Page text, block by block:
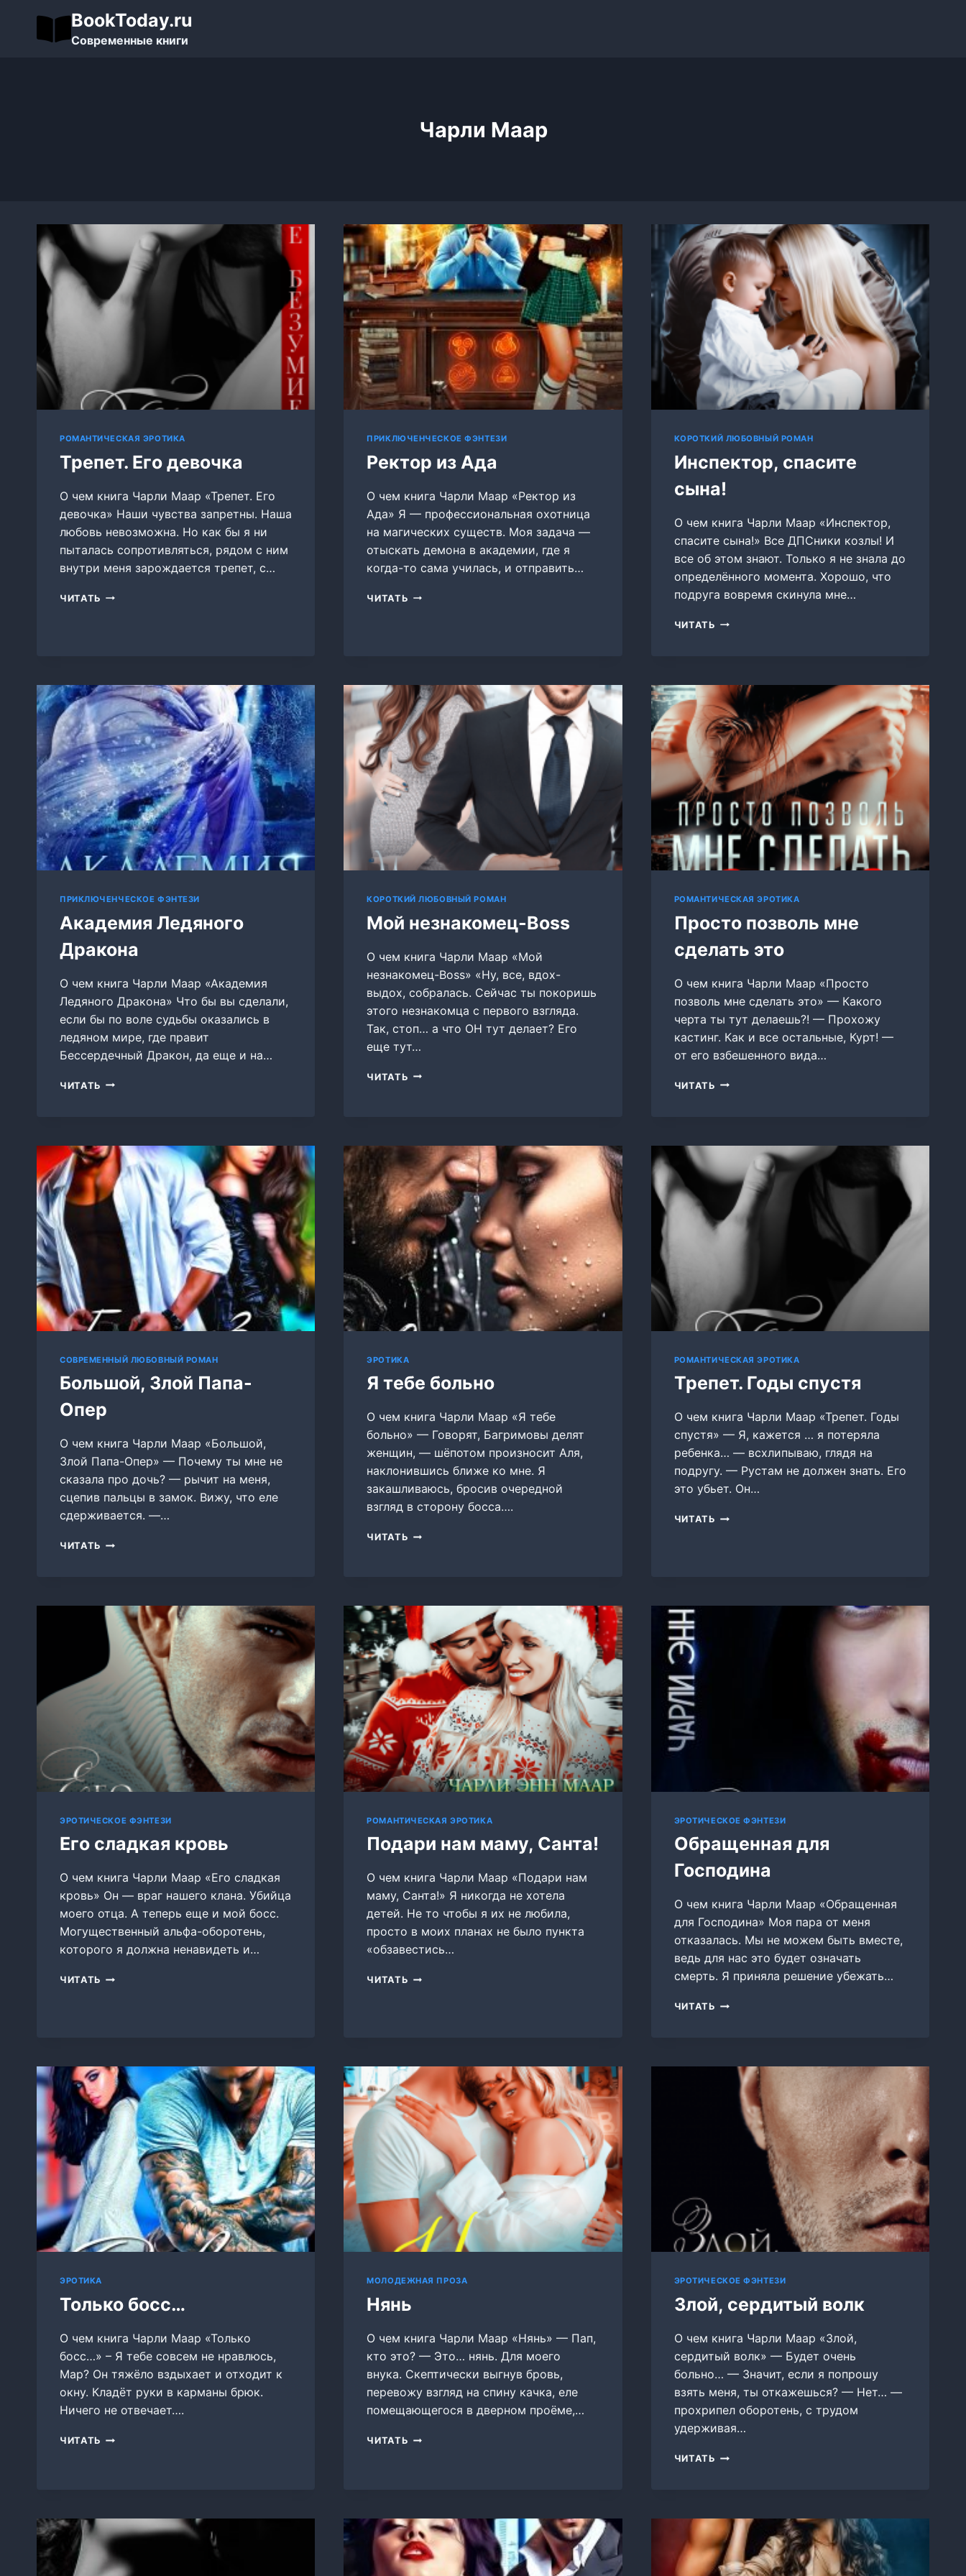
содержимому
BookToday.ru
Современные книги
Чарли Маар
РОМАНТИЧЕСКАЯ ЭРОТИКА
Трепет. Его девочка
О чем книга Чарли Маар «Трепет. Его
девочка» Наши чувства запретны. Наша
любовь невозможна. Но как бы я ни
пыталась сопротивляться, рядом с ним
внутри меня зарождается трепет, с…
ЧИТАТЬ ТРЕПЕТ.
ПРИКЛЮЧЕНЧЕСКОЕ ФЭНТЕЗИ
Ректор из Ада
О чем книга Чарли Маар «Ректор из
Ада» Я — профессиональная охотница
на магических существ. Моя задача —
отыскать демона в академии, где я
когда-то сама училась, и отправить…
ЧИТАТЬ РЕКТОР
КОРОТКИЙ ЛЮБОВНЫЙ РОМАН
Инспектор, спасите
сына!
О чем книга Чарли Маар «Инспектор,
спасите сына!» Все ДПСники козлы! И
все об этом знают. Только я не знала до
определённого момента. Хорошо, что
подруга вовремя скинула мне…
ЧИТАТЬ ИНСПЕКТОР,
ПРИКЛЮЧЕНЧЕСКОЕ ФЭНТЕЗИ
Академия Ледяного
Дракона
О чем книга Чарли Маар «Академия
Ледяного Дракона» Что бы вы сделали,
если бы по воле судьбы оказались в
ледяном мире, где правит
Бессердечный Дракон, да еще и на…
ЧИТАТЬ АКАДЕМИЯ
КОРОТКИЙ ЛЮБОВНЫЙ РОМАН
Мой незнакомец-Boss
О чем книга Чарли Маар «Мой
незнакомец-Boss» «Ну, все, вдох-
выдох, собралась. Сейчас ты покоришь
этого незнакомца с первого взгляда.
Так, стоп… а что ОН тут делает? Его
еще тут…
ЧИТАТЬ МОЙ
РОМАНТИЧЕСКАЯ ЭРОТИКА
Просто позволь мне
сделать это
О чем книга Чарли Маар «Просто
позволь мне сделать это» — Какого
черта ты тут делаешь?! — Прохожу
кастинг. Как и все остальные, Курт! —
от его взбешенного вида…
ЧИТАТЬ ПРОСТО
СОВРЕМЕННЫЙ ЛЮБОВНЫЙ РОМАН
Большой, Злой Папа-
Опер
О чем книга Чарли Маар «Большой,
Злой Папа-Опер» — Почему ты мне не
сказала про дочь? — рычит на меня,
сцепив пальцы в замок. Вижу, что еле
сдерживается. —…
ЧИТАТЬ БОЛЬШОЙ,
ЭРОТИКА
Я тебе больно
О чем книга Чарли Маар «Я тебе
больно» — Говорят, Багримовы делят
женщин, — шёпотом произносит Аля,
наклонившись ближе ко мне. Я
закашливаюсь, бросив очередной
взгляд в сторону босса….
ЧИТАТЬ Я
РОМАНТИЧЕСКАЯ ЭРОТИКА
Трепет. Годы спустя
О чем книга Чарли Маар «Трепет. Годы
спустя» — Я, кажется … я потеряла
ребенка… — всхлипываю, глядя на
подругу. — Рустам не должен знать. Его
это убьет. Он…
ЧИТАТЬ ТРЕПЕТ.
ЭРОТИЧЕСКОЕ ФЭНТЕЗИ
Его сладкая кровь
О чем книга Чарли Маар «Его сладкая
кровь» Он — враг нашего клана. Убийца
моего отца. А теперь еще и мой босс.
Могущественный альфа-оборотень,
которого я должна ненавидеть и…
ЧИТАТЬ ЕГО
РОМАНТИЧЕСКАЯ ЭРОТИКА
Подари нам маму, Санта!
О чем книга Чарли Маар «Подари нам
маму, Санта!» Я никогда не хотела
детей. Не то чтобы я их не любила,
просто в моих планах не было пункта
«обзавестись…
ЧИТАТЬ ПОДАРИ
ЭРОТИЧЕСКОЕ ФЭНТЕЗИ
Обращенная для
Господина
О чем книга Чарли Маар «Обращенная
для Господина» Моя пара от меня
отказалась. Мы не можем быть вместе,
ведь для нас это будет означать
смерть. Я приняла решение убежать…
ЧИТАТЬ ОБРАЩЕННАЯ
ЭРОТИКА
Только босс…
О чем книга Чарли Маар «Только
босс…» – Я тебе совсем не нравлюсь,
Мар? Он тяжёло вздыхает и отходит к
окну. Кладёт руки в карманы брюк.
Ничего не отвечает….
ЧИТАТЬ ТОЛЬКО
МОЛОДЕЖНАЯ ПРОЗА
Нянь
О чем книга Чарли Маар «Нянь» — Пап,
кто это? — Это… нянь. Для моего
внука. Скептически выгнув бровь,
перевожу взгляд на спину качка, еле
помещающегося в дверном проёме,…
ЧИТАТЬ НЯНЬ
ЭРОТИЧЕСКОЕ ФЭНТЕЗИ
Злой, сердитый волк
О чем книга Чарли Маар «Злой,
сердитый волк» — Будет очень
больно… — Значит, если я попрошу
взять меня, ты откажешься? — Нет… —
прохрипел оборотень, с трудом
удерживая…
ЧИТАТЬ ЗЛОЙ,